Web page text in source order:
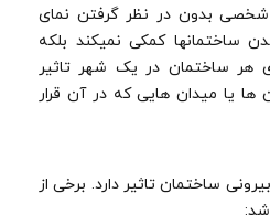
شخصی بدون در نظر گرفتن نمای
ساختمانها کمکی نمیکند بلکه
هر ساختمان در یک شهر تاثیر
یا میدان هایی که در آن قرار
ساختمان تاثیر دارد. برخی از